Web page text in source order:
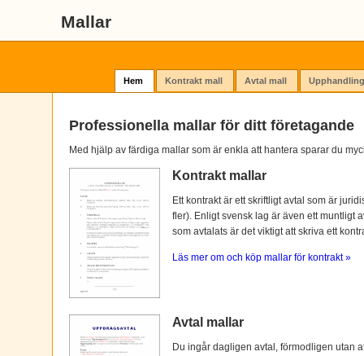
Mallar
Hem Kontrakt mall Avtal mall
Professionella mallar för ditt företagande
Med hjälp av färdiga mallar som är enkla att hantera sparar du
Kontrakt mallar
Ett kontrakt är ett skriftligt avtal som är
fler). Enligt svensk lag är även ett muntligt
som avtalats är det viktigt att skriva ett
Läs mer om och köp mallar för kontrakt »
Avtal mallar
Du ingår dagligen avtal, förmodligen utan